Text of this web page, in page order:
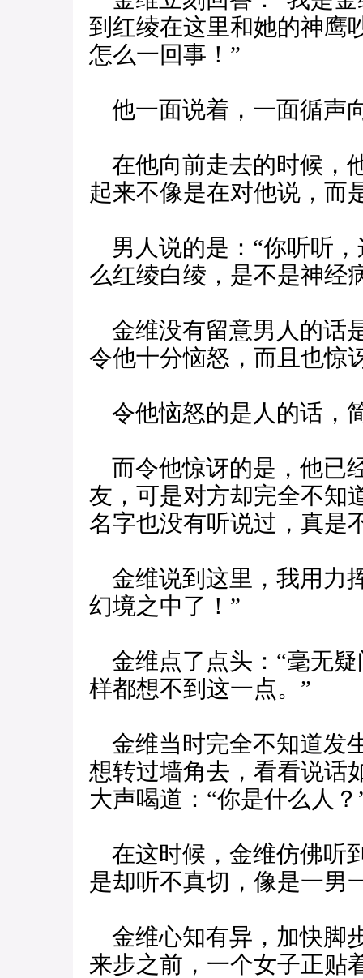
到红绫在这里和她的神鹰
怎么一回事！”
他一面说着，一面循声
在他向前走去的时候，
起来不像是在对他说，而
男人说的是：“你听听
么红绫白绫，是不是神经
金维没有留意男人的话
令他十分恼怒，而且也惊
令他恼怒的是人的话，
而令他惊讶的是，他已
友，可是对方却完全不知
名字也没有听说过，真是
金维说到这里，我用力
幻境之中了！”
金维点了点头：“毫无
样都想不到这一点。”
金维当时完全不知道发
想转过墙角去，看看说话
大声喝道：“你是什么人？
在这时候，金维仿佛听
是却听不真切，像是一男
金维心知有异，加快脚
来步之前，一个女子正贴